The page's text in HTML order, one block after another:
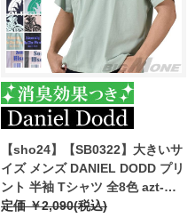
【sho24】【SB0322】大きいサ
イズ メンズ DANIEL DODD プリ
ント 半袖 Tシャツ 全8色 azt-
2402pt5
定価 ￥2,090(税込)